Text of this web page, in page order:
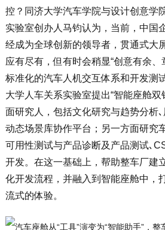
控？同济大学汽车学院与设计创意学
实验室创办人马钧认为，当前，中国
经成为全球创新的领导者，贯通式大
应有尽有，但有时会稍显“创意有余、
标准化的汽车人机交互体系和开发测
大学人车关系实验室提出“智能座舱双
面研究人，包括文化研究与趋势分析
动态场景库协作平台；另一方面研究
可用性测试与产品诊断及产品测试､
开发。在这一基础上，帮助整车厂建
化开发流程，并融入到智能座舱中，
流式的体验。